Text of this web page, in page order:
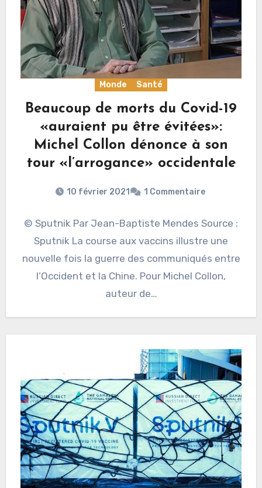
Monde Santé
Beaucoup de morts du Covid-19
«auraient pu être évitées»:
Michel Collon dénonce à son
tour «l’arrogance» occidentale
10 février 2021 1 Commentaire
© Sputnik Par Jean-Baptiste Mendes Source :
Sputnik La course aux vaccins illustre une
nouvelle fois la guerre des communiqués entre
l’Occident et la Chine. Pour Michel Collon,
auteur de…